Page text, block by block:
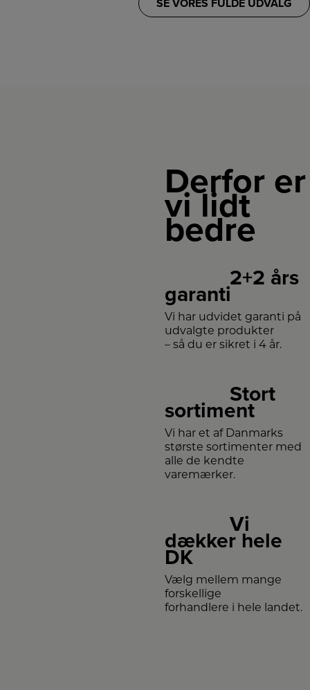
SE VORES FULDE UDVALG
Derfor er
vi lidt
bedre
2+2 års
garanti
Vi har udvidet garanti på
udvalgte produkter
– så du er sikret i 4 år.
Stort
sortiment
Vi har et af Danmarks
største sortimenter med
alle de kendte
varemærker.
Vi
dækker hele
DK
Vælg mellem mange
forskellige
forhandlere i hele landet.